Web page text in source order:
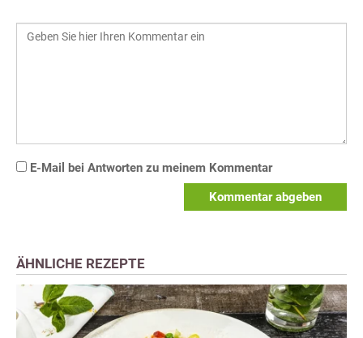
E-Mail bei Antworten zu meinem Kommentar
Kommentar abgeben
ÄHNLICHE REZEPTE